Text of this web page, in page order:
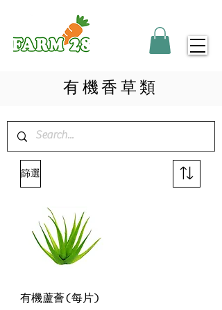
​有機香草類
篩選
有機蘆薈(每片)